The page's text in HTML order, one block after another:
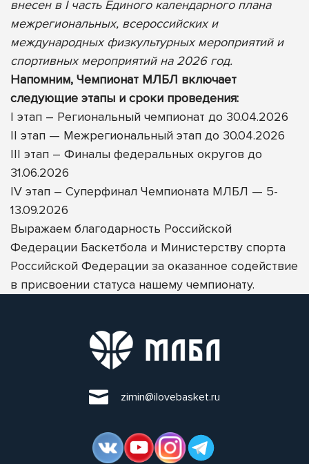
внесен в I часть Единого календарного плана
межрегиональных, всероссийских и
международных физкультурных мероприятий и
спортивных мероприятий на 2026 год.
Напомним, Чемпионат МЛБЛ включает
следующие этапы и сроки проведения:
I этап – Региональный чемпионат до 30.04.2026
II этап — Межрегиональный этап до 30.04.2026
III этап – Финалы федеральных округов до
31.06.2026
IV этап – Суперфинал Чемпионата МЛБЛ — 5-
13.09.2026
Выражаем благодарность Российской
Федерации Баскетбола и Министерству спорта
Российской Федерации за оказанное содействие
в присвоении статуса нашему чемпионату.
zimin@ilovebasket.ru